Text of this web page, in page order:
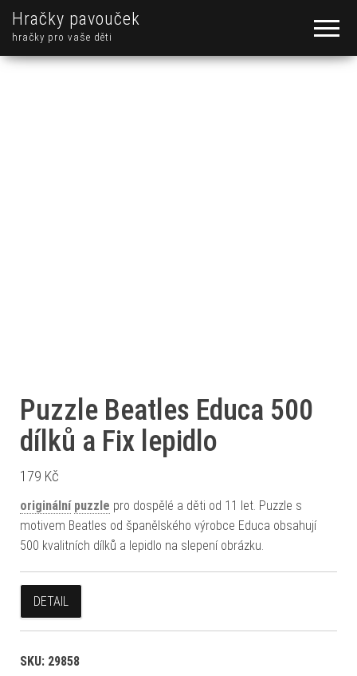
Hračky pavouček
hračky pro vaše děti
Puzzle Beatles Educa 500
dílků a Fix lepidlo
179 Kč
originální puzzle pro dospělé a děti od 11 let. Puzzle s
motivem Beatles od španělského výrobce Educa obsahují
500 kvalitních dílků a lepidlo na slepení obrázku.
DETAIL
SKU: 29858